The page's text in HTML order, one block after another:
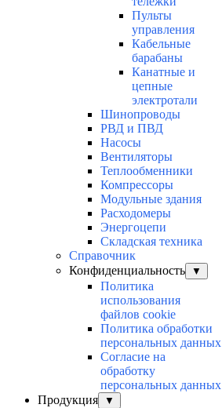
Пульты
управления
Кабельные
барабаны
Канатные и
цепные
электротали
Шинопроводы
РВД и ПВД
Насосы
Вентиляторы
Теплообменники
Компрессоры
Модульные здания
Расходомеры
Энергоцепи
Складская техника
Справочник
Конфиденциальность
▼
Политика
использования
файлов cookie
Политика обработки
персональных данных
Согласие на
обработку
персональных данных
Продукция
▼